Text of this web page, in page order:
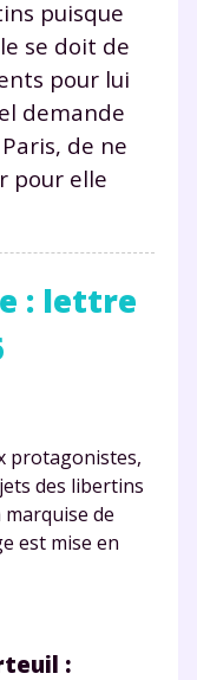
puisque
se doit de
pour lui
demande
de ne
pour elle
: lettre
protagonistes,
des libertins
de
est mise en
: